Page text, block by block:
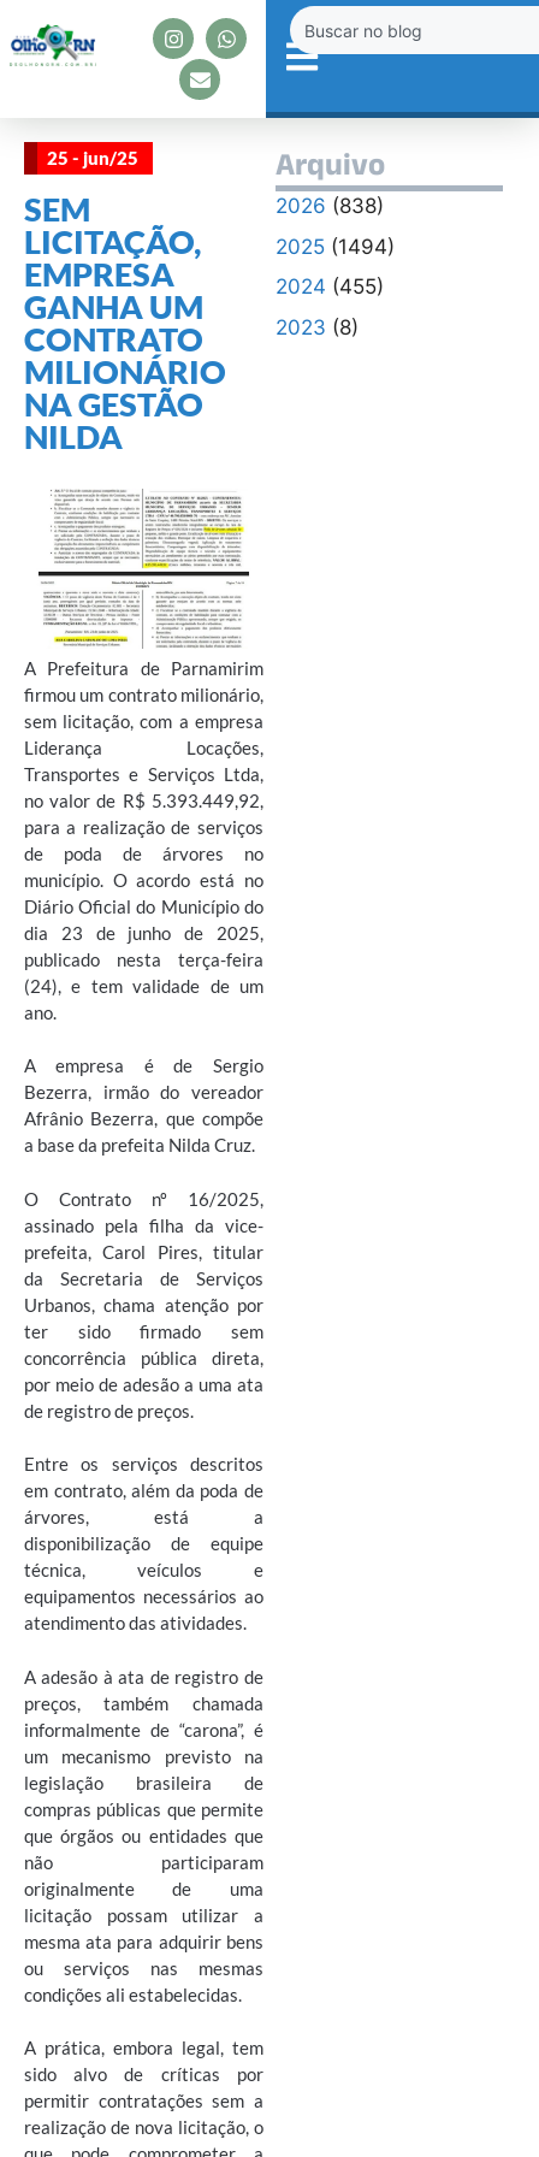
25 - jun/25
SEM
LICITAÇÃO,
EMPRESA
GANHA UM
CONTRATO
MILIONÁRIO
NA GESTÃO
NILDA
A Prefeitura de Parnamirim
firmou um contrato milionário,
sem licitação, com a empresa
Liderança Locações,
Transportes e Serviços Ltda,
no valor de R$ 5.393.449,92,
para a realização de serviços
de poda de árvores no
município. O acordo está no
Diário Oficial do Município do
dia 23 de junho de 2025,
publicado nesta terça-feira
(24), e tem validade de um
ano.
A empresa é de Sergio
Bezerra, irmão do vereador
Afrânio Bezerra, que compõe
a base da prefeita Nilda Cruz.
O Contrato nº 16/2025,
assinado pela filha da vice-
prefeita, Carol Pires, titular
da Secretaria de Serviços
Urbanos, chama atenção por
ter sido firmado sem
concorrência pública direta,
por meio de adesão a uma ata
de registro de preços.
Entre os serviços descritos
em contrato, além da poda de
árvores, está a
disponibilização de equipe
técnica, veículos e
equipamentos necessários ao
atendimento das atividades.
A adesão à ata de registro de
preços, também chamada
informalmente de “carona”, é
um mecanismo previsto na
legislação brasileira de
compras públicas que permite
que órgãos ou entidades que
não participaram
originalmente de uma
licitação possam utilizar a
mesma ata para adquirir bens
ou serviços nas mesmas
condições ali estabelecidas.
A prática, embora legal, tem
sido alvo de críticas por
permitir contratações sem a
realização de nova licitação, o
Arquivo
2026 (838)
2025(1494)
2024 (455)
2023 (8)